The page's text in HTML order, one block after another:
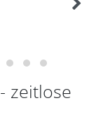
zeitlose